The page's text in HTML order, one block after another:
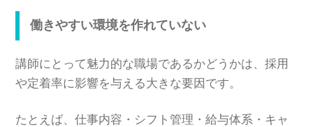
働きやすい環境を作れていない
講師にとって魅力的な職場であるかどうかは、採用
や定着率に影響を与える大きな要因です。
たとえば、仕事内容・シフト管理・給与体系・キャ